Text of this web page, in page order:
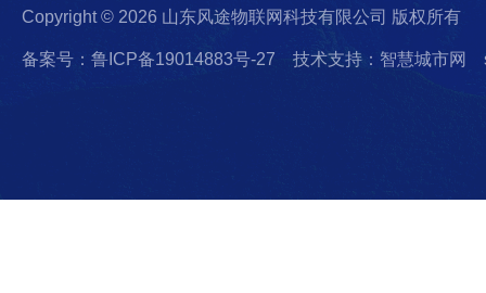
Copyright © 2026 山东风途物联网科技有限公司 版权所有
备案号：鲁ICP备19014883号-27 技术支持：智慧城市网